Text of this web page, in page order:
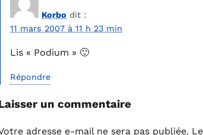
Korbo dit :
11 mars 2007 à 11 h 23 min
Lis « Podium » 🙂
Répondre
un commentaire
adresse e-mail ne sera pas publiée.